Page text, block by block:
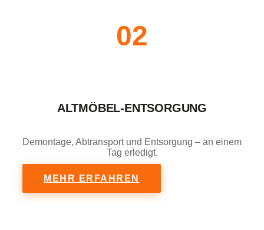
02
ALTMÖBEL-ENTSORGUNG
Demontage, Abtransport und Entsorgung – an einem
Tag erledigt.
MEHR ERFAHREN